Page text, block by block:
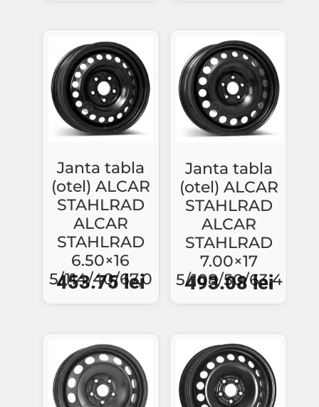
Janta tabla
(otel) ALCAR
STAHLRAD
ALCAR
STAHLRAD
6.50×16
5/114/40/67,0
453.75lei
Janta tabla
(otel) ALCAR
STAHLRAD
ALCAR
STAHLRAD
7.00×17
5/108/50/63,4
493.08lei